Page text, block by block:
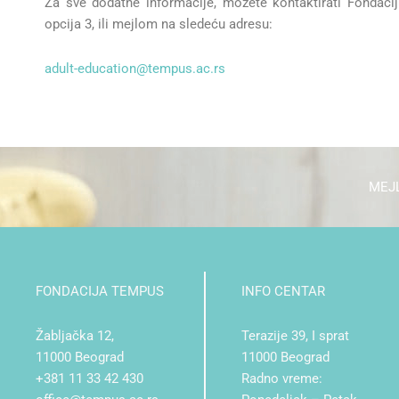
opcija 3, ili mejlom na sledeću adresu:
adult-education@tempus.ac.rs
FONDACIJA TEMPUS
Žabljačka 12,
11000 Beograd
+381 11 33 42 430
INFO CENTAR
Terazije 39, I sprat
11000 Beograd
Radno vreme: